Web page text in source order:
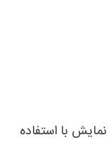
با استفاده